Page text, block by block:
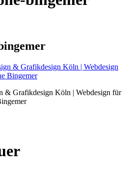
& Grafikdesign Köln | Webdesign für